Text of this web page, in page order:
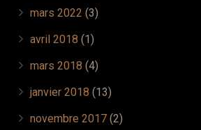
mars 2022 (3)
avril 2018 (1)
mars 2018 (4)
janvier 2018 (13)
novembre 2017 (2)